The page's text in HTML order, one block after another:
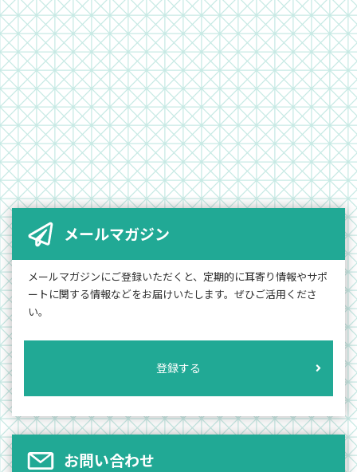
メールマガジン
メールマガジンにご登録いただくと、定期的に耳寄り情報やサポ
ートに関する情報などをお届けいたします。ぜひご活用くださ
い。
登録する
お問い合わせ